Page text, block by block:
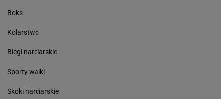
Boks
Kolarstwo
Biegi narciarskie
Sporty walki
Skoki narciarskie